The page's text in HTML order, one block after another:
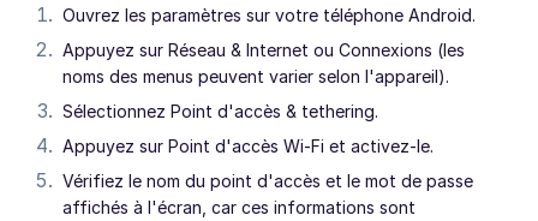
Ouvrez les paramètres sur votre téléphone Android.
Appuyez sur Réseau & Internet ou Connexions (les
noms des menus peuvent varier selon l'appareil).
Sélectionnez Point d'accès & tethering.
Appuyez sur Point d'accès Wi-Fi et activez-le.
Vérifiez le nom du point d'accès et le mot de passe
affichés à l'écran, car ces informations sont